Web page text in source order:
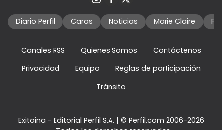
Diario Perfil Caras Noticias Marie Claire
Canales RSS Quienes Somos
Contáctenos
Privacidad
Equipo
Reglas de participación
Tránsito
Exitoina - Editorial Perfil S.A. | © Perfil.com 2006-2026